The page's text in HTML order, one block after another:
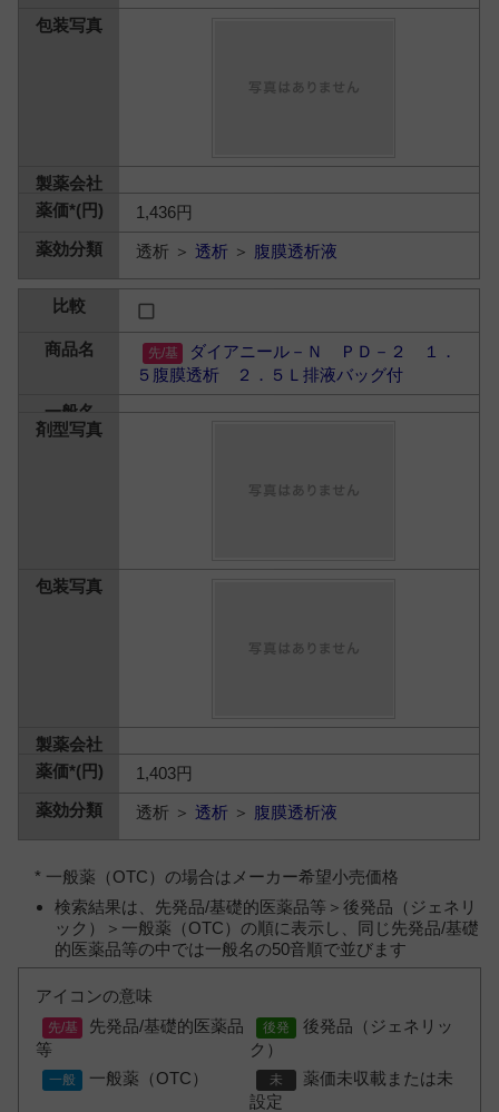
1,436円
透析 ＞透析 ＞ 腹膜透析液
ダイアニール－Ｎ ＰＤ－２ １．
５腹膜透析 ２．５Ｌ排液バッグ付
1,403円
透析 ＞透析 ＞ 腹膜透析液
* 一般薬（OTC）の場合はメーカー希望小売価格
検索結果は、先発品/基礎的医薬品等＞後発品（ジェネリ
ック）＞一般薬（OTC）の順に表示し、同じ先発品/基礎
的医薬品等の中では一般名の50音順で並びます
アイコンの意味
先発品/基礎的医薬品
等
後発品（ジェネリッ
ク）
一般薬（OTC）
薬価未収載または未
設定